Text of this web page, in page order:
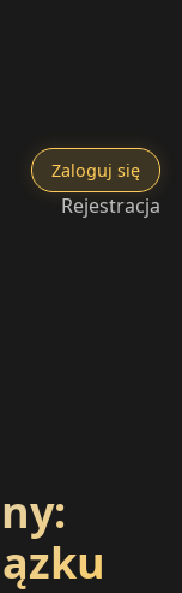
Zaloguj się
Rejestracja